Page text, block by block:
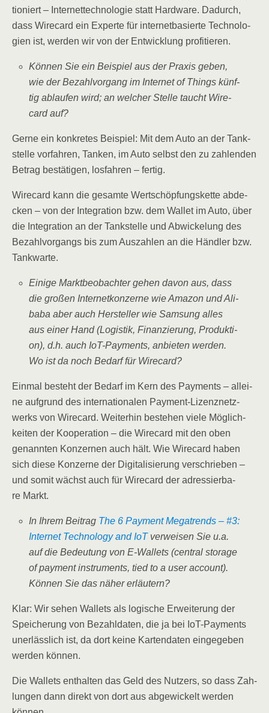
tio­niert – Inter­net­tech­no­lo­gie statt Hard­ware. Dadurch,
dass Wire­card ein Exper­te für inter­net­ba­sier­te Tech­no­lo­
gien ist, wer­den wir von der Ent­wick­lung profitieren.
Kön­nen Sie ein Bei­spiel aus der Pra­xis geben,
wie der Bezahl­vor­gang im Inter­net of Things künf­
tig ablau­fen wird; an wel­cher Stel­le taucht Wire­
card auf?
Ger­ne ein kon­kre­tes Bei­spiel: Mit dem Auto an der Tank­
stel­le vor­fah­ren, Tan­ken, im Auto selbst den zu zah­len­den
Betrag bestä­ti­gen, los­fah­ren – fertig.
Wire­card kann die gesam­te Wert­schöp­fungs­ket­te abde­
cken – von der Inte­gra­ti­on bzw. dem Wal­let im Auto, über
die Inte­gra­ti­on an der Tank­stel­le und Abwi­cke­lung des
Bezahl­vor­gangs bis zum Aus­zah­len an die Händ­ler bzw.
Tankwarte.
Eini­ge Markt­be­ob­ach­ter gehen davon aus, dass
die gro­ßen Inter­net­kon­zer­ne wie Ama­zon und Ali­
baba aber auch Her­stel­ler wie Sam­sung alles
aus einer Hand (Logis­tik, Finan­zie­rung, Pro­duk­ti­
on), d.h. auch IoT-Pay­ments, anbie­ten wer­den.
Wo ist da noch Bedarf für Wirecard?
Ein­mal besteht der Bedarf im Kern des Pay­ments – allei­
ne auf­grund des inter­na­tio­na­len Pay­ment-Lizenz­netz­
werks von Wire­card. Wei­ter­hin bestehen vie­le Mög­lich­
kei­ten der Koope­ra­ti­on – die Wire­card mit den oben
genann­ten Kon­zer­nen auch hält. Wie Wire­card haben
sich die­se Kon­zer­ne der Digi­ta­li­sie­rung ver­schrie­ben –
und somit wächst auch für Wire­card der adres­sier­ba­
re Markt.
In Ihrem Bei­trag The 6 Pay­ment Mega­trends – #3:
Inter­net Tech­no­lo­gy and IoTver­wei­sen Sie u.a.
auf die Bedeu­tung von E‑Wallets (cen­tral sto­rage
of pay­ment instru­ments, tied to a user account).
Kön­nen Sie das näher erläutern?
Klar: Wir sehen Wal­lets als logi­sche Erwei­te­rung der
Spei­che­rung von Bezahl­da­ten, die ja bei IoT-Pay­ments
uner­läss­lich ist, da dort kei­ne Kar­ten­da­ten ein­ge­ge­ben
wer­den können.
Die Wal­lets ent­hal­ten das Geld des Nut­zers, so dass Zah­
lun­gen dann direkt von dort aus abge­wi­ckelt wer­den